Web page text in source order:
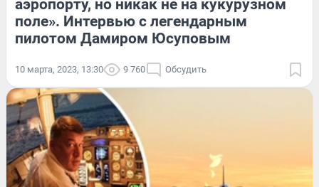
аэропорту, но никак не на кукурузном
поле». Интервью с легендарным
пилотом Дамиром Юсуповым
10 марта, 2023, 13:30 9 760 Обсудить